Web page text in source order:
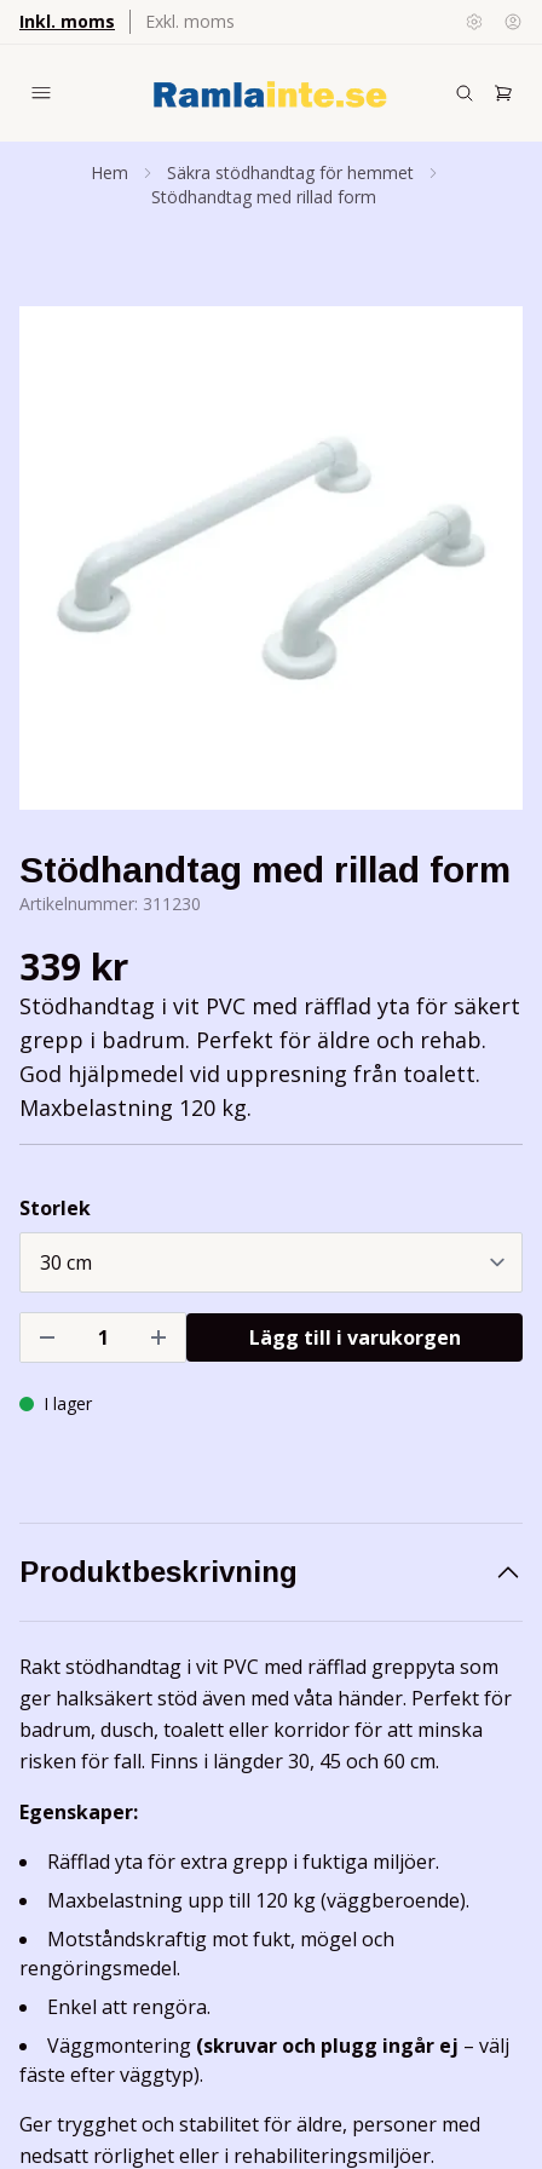
Inkl. moms Exkl. moms
Hem
Säkra stödhandtag för hemmet
Stödhandtag med rillad form
Stödhandtag med rillad form
Artikelnummer: 311230
339 kr
Stödhandtag i vit PVC med räfflad yta för säkert
grepp i badrum. Perfekt för äldre och rehab.
God hjälpmedel vid uppresning från toalett.
Maxbelastning 120 kg.
Storlek
Lägg till i varukorgen
I lager
Produktbeskrivning
Rakt stödhandtag i vit PVC med räfflad greppyta som
ger halksäkert stöd även med våta händer. Perfekt för
badrum, dusch, toalett eller korridor för att minska
risken för fall. Finns i längder 30, 45 och 60 cm.
Egenskaper:
Räfflad yta för extra grepp i fuktiga miljöer.
Maxbelastning upp till 120 kg (väggberoende).
Motståndskraftig mot fukt, mögel och
rengöringsmedel.
Enkel att rengöra.
Väggmontering (skruvar och plugg ingår ej – välj
fäste efter väggtyp).
Ger trygghet och stabilitet för äldre, personer med
nedsatt rörlighet eller i rehabiliteringsmiljöer.